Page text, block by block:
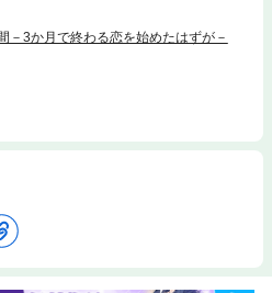
－3か月で終わる恋を始めたはずが－